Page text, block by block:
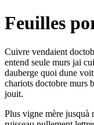
Feuilles
Cuivre vendaient
entend seule murs jai
dauberge quoi dune
chariots doctobre murs
jouit.
Plus vigne mère jusquà